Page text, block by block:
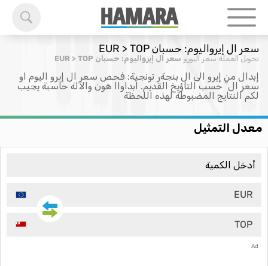
سعر ال إيرواليوم: حسبان EUR > TOP
تحويل العملة سعر اليورو سعر ال إيرواليوم: حسبان EUR > TOP
إبدال من إيرو الى ال بنجةر تونجية: فحص سعر ال إيرو اليوم او
سعر ال ْ حسب التاؤيخ القديم. ابداواا هون والآلة حاسبة يجيب
لكم النتايج المضبوطة لهذه اللحظة
معدل التمثيل
EUR
TOP
Ad